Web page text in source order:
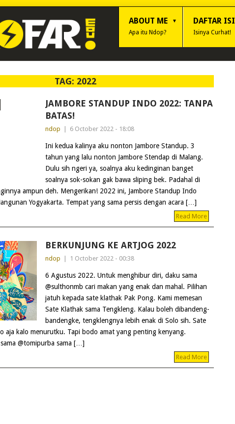
ABOUT ME
Apa itu Ndop?
DAFTAR ISI
Isinya Curhat!
TAG: 2022
JAMBORE STANDUP INDO 2022: TANPA
BATAS!
ndop 6 October 2022 - 18:08
Ini kedua kalinya aku nonton Jambore Standup. 3
tahun yang lalu nonton Jambore Stendap di Malang.
Dulu sih ngeri ya, soalnya aku kedinginan banget
soalnya sok-sokan gak bawa sliping bek. Padahal di
ampun deh. Mengerikan! 2022 ini, Jambore Standup Indo
Yogyakarta. Tempat yang sama persis dengan acara […]
Read More
BERKUNJUNG KE ARTJOG 2022
ndop 1 October 2022 - 00:38
6 Agustus 2022. Untuk menghibur diri, daku sama
@sulthonmb cari makan yang enak dan mahal. Pilihan
jatuh kepada sate klathak Pak Pong. Kami memesan
Sate Klathak sama Tengkleng. Kalau boleh dibandeng-
bandengke, tengklengnya lebih enak di Solo sih. Sate
aja kalo menurutku. Tapi bodo amat yang penting kenyang.
@tomipurba sama […]
Read More